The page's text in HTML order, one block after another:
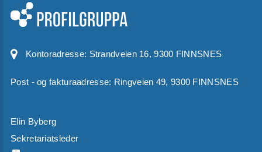
Kontoradresse: Strandveien 16, 9300 FINNSNES
Post - og fakturaadresse: Ringveien 49, 9300 FINNSNES
Elin Byberg
Sekretariatsleder